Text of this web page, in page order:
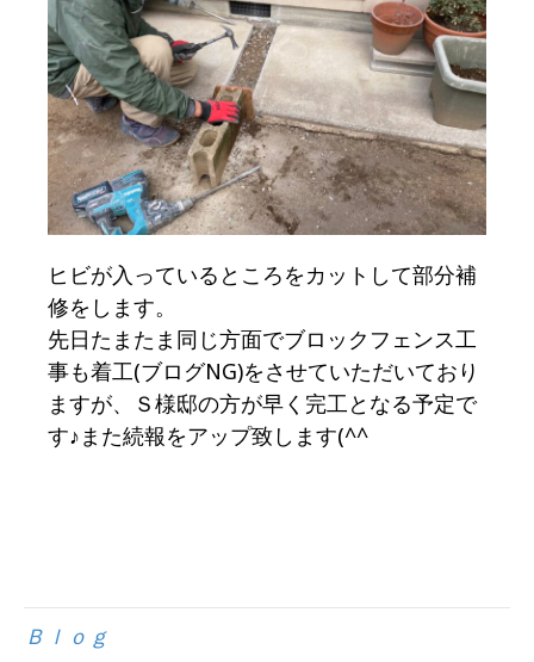
ヒビが入っているところをカットして部分補
修をします。
先日たまたま同じ方面でブロックフェンス工
事も着工(ブログNG)をさせていただいており
ますが、Ｓ様邸の方が早く完工となる予定で
す♪また続報をアップ致します(^^ゞ
Ｂｌｏｇ